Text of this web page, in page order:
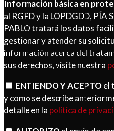
Información básica en
al RGPD y la LOPDGDD, PÍA
PABLO tratará los datos
gestionar y atender su
información acerca del
sus derechos, visite nuestra
ENTIENDO Y ACEPTOel
y como se describe
detalle en la política de